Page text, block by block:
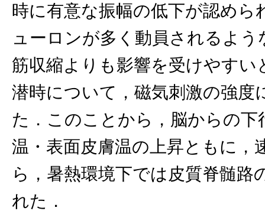
時に有意な振幅の低下が認め
ューロンが多く動員されるよ
筋収縮よりも影響を受けやす
潜時について，磁気刺激の強度
た．このことから，脳からの
温・表面皮膚温の上昇ともに
ら，暑熱環境下では皮質脊髄
れた．